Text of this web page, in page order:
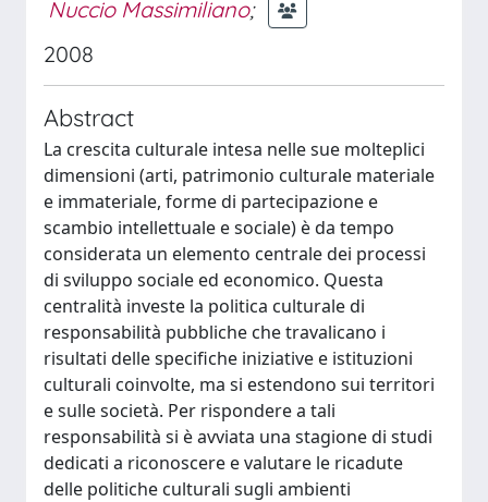
Nuccio Massimiliano;
2008
Abstract
La crescita culturale intesa nelle sue molteplici
dimensioni (arti, patrimonio culturale materiale
e immateriale, forme di partecipazione e
scambio intellettuale e sociale) è da tempo
considerata un elemento centrale dei processi
di sviluppo sociale ed economico. Questa
centralità investe la politica culturale di
responsabilità pubbliche che travalicano i
risultati delle specifiche iniziative e istituzioni
culturali coinvolte, ma si estendono sui territori
e sulle società. Per rispondere a tali
responsabilità si è avviata una stagione di studi
dedicati a riconoscere e valutare le ricadute
delle politiche culturali sugli ambienti